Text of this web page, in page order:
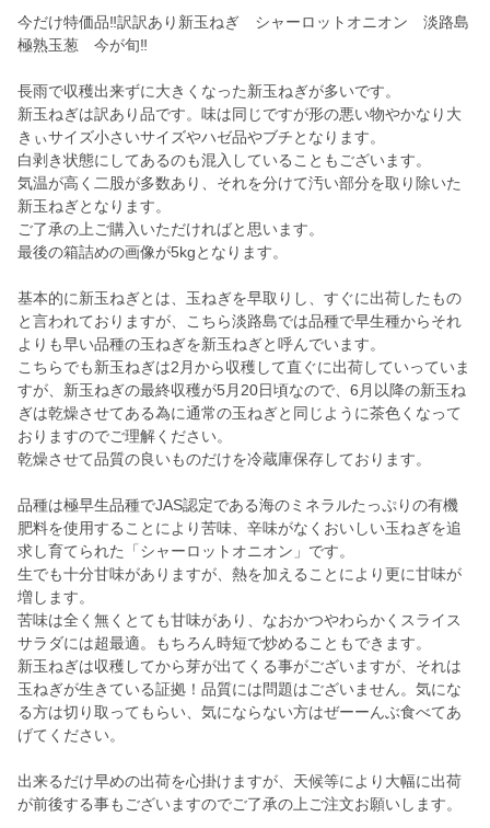
今だけ特価品‼️訳訳あり新玉ねぎ シャーロットオニオン 淡路島
極熟玉葱 今が旬‼️
長雨で収穫出来ずに大きくなった新玉ねぎが多いです。
新玉ねぎは訳あり品です。味は同じですが形の悪い物やかなり大
きぃサイズ小さいサイズやハゼ品やブチとなります。
白剥き状態にしてあるのも混入していることもございます。
気温が高く二股が多数あり、それを分けて汚い部分を取り除いた
新玉ねぎとなります。
ご了承の上ご購入いただければと思います。
最後の箱詰めの画像が5kgとなります。
基本的に新玉ねぎとは、玉ねぎを早取りし、すぐに出荷したもの
と言われておりますが、こちら淡路島では品種で早生種からそれ
よりも早い品種の玉ねぎを新玉ねぎと呼んでいます。
こちらでも新玉ねぎは2月から収穫して直ぐに出荷していっていま
すが、新玉ねぎの最終収穫が5月20日頃なので、6月以降の新玉ね
ぎは乾燥させてある為に通常の玉ねぎと同じように茶色くなって
おりますのでご理解ください。
乾燥させて品質の良いものだけを冷蔵庫保存しております。
品種は極早生品種でJAS認定である海のミネラルたっぷりの有機
肥料を使用することにより苦味、辛味がなくおいしい玉ねぎを追
求し育てられた「シャーロットオニオン」です。
生でも十分甘味がありますが、熱を加えることにより更に甘味が
増します。
苦味は全く無くとても甘味があり、なおかつやわらかくスライス
サラダには超最適。もちろん時短で炒めることもできます。
新玉ねぎは収穫してから芽が出てくる事がございますが、それは
玉ねぎが生きている証拠！品質には問題はございません。気にな
る方は切り取ってもらい、気にならない方はぜーーんぶ食べてあ
げてください。
出来るだけ早めの出荷を心掛けますが、天候等により大幅に出荷
が前後する事もございますのでご了承の上ご注文お願いします。